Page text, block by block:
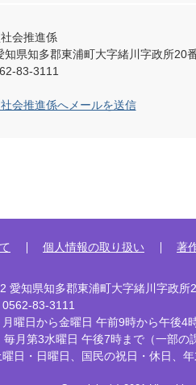
会推進係
知県知多郡東浦町大字緒川字政所20
83-3111
会推進係へメールを送信
個人情報の取り扱い 著
愛知県知多郡東浦町大字緒川字政所
83-3111
月曜日から金曜日 午前9時から午後4
毎月第3水曜日 午後7時まで （一部
曜日・日曜日、国民の祝日・休日、